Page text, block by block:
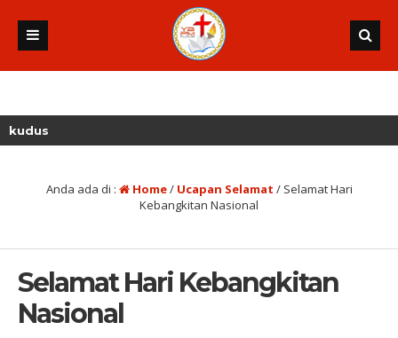
Anda ada di : Home/ Ucapan Selamat / Selamat Hari
Kebangkitan Nasional
Selamat Hari Kebangkitan
Nasional